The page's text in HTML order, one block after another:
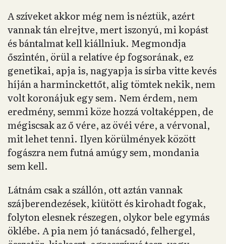
A szíveket akkor még nem is néztük, azért
vannak tán elrejtve, mert iszonyú, mi kopást
és bántalmat kell kiállniuk. Megmondja
őszintén, örül a relatíve ép fogsorának, ez
genetikai, apja is, nagyapja is sírba vitte kevés
híján a harminckettőt, alig tömtek nekik, nem
volt koronájuk egy sem. Nem érdem, nem
eredmény, semmi köze hozzá voltaképpen, de
mégiscsak az ő vére, az övéi vére, a vérvonal,
mit lehet tenni. Ilyen körülmények között
fogászra nem futná amúgy sem, mondania
sem kell.
Látnám csak a szállón, ott aztán vannak
szájberendezések, kiütött és kirohadt fogak,
folyton elesnek részegen, olykor bele egymás
öklébe. A pia nem jó tanácsadó, felhergel,